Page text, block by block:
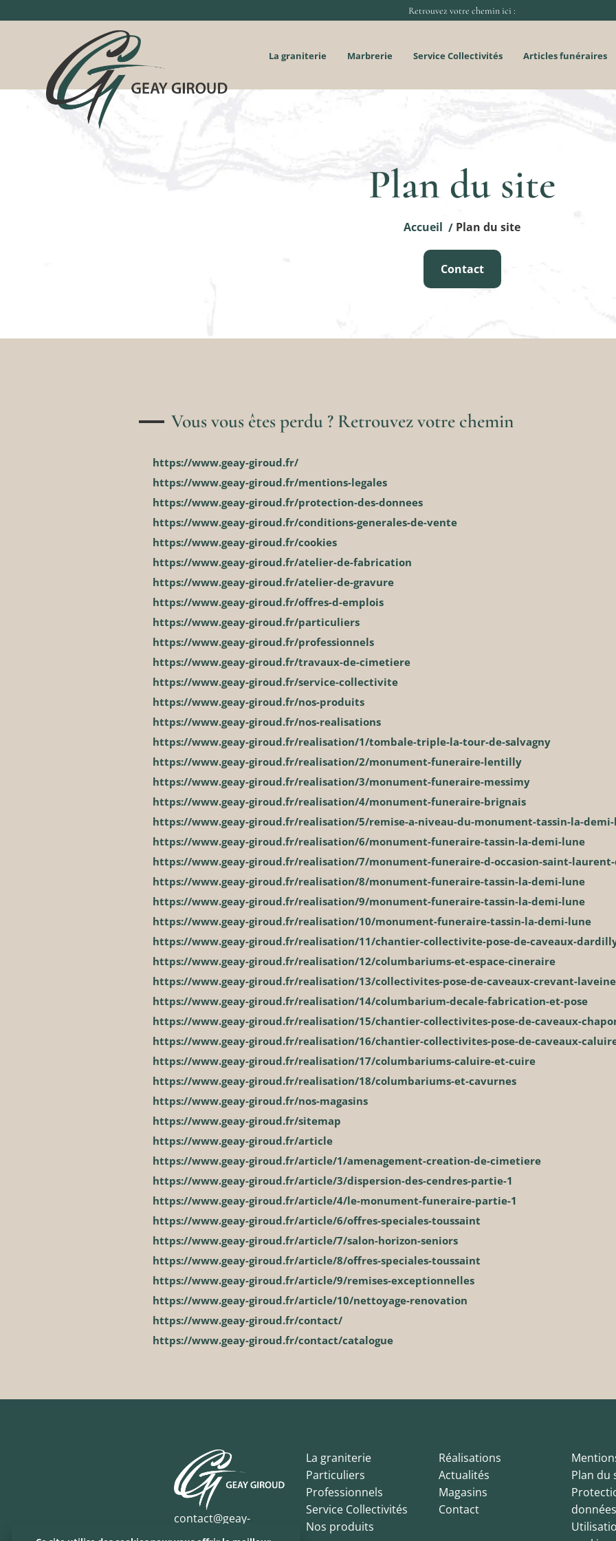
Retrouvez votre chemin ici :
La graniterie Marbrerie Service Collectivités Articles funéraires
Plan du site
Accueil / Plan du site
Contact
Vous vous êtes perdu ? Retrouvez votre chemin
https://www.geay-giroud.fr/
https://www.geay-giroud.fr/mentions-legales
https://www.geay-giroud.fr/protection-des-donnees
https://www.geay-giroud.fr/conditions-generales-de-vente
https://www.geay-giroud.fr/cookies
https://www.geay-giroud.fr/atelier-de-fabrication
https://www.geay-giroud.fr/atelier-de-gravure
https://www.geay-giroud.fr/offres-d-emplois
https://www.geay-giroud.fr/particuliers
https://www.geay-giroud.fr/professionnels
https://www.geay-giroud.fr/travaux-de-cimetiere
https://www.geay-giroud.fr/service-collectivite
https://www.geay-giroud.fr/nos-produits
https://www.geay-giroud.fr/nos-realisations
https://www.geay-giroud.fr/realisation/1/tombale-triple-la-tour-de-salvagny
https://www.geay-giroud.fr/realisation/2/monument-funeraire-lentilly
https://www.geay-giroud.fr/realisation/3/monument-funeraire-messimy
https://www.geay-giroud.fr/realisation/4/monument-funeraire-brignais
https://www.geay-giroud.fr/realisation/5/remise-a-niveau-du-monument-tassin-la-
https://www.geay-giroud.fr/realisation/6/monument-funeraire-tassin-la-demi-lune
https://www.geay-giroud.fr/realisation/7/monument-funeraire-d-occasion-saint-
https://www.geay-giroud.fr/realisation/8/monument-funeraire-tassin-la-demi-lune
https://www.geay-giroud.fr/realisation/9/monument-funeraire-tassin-la-demi-lune
https://www.geay-giroud.fr/realisation/10/monument-funeraire-tassin-la-demi-lune
https://www.geay-giroud.fr/realisation/11/chantier-collectivite-pose-de-caveaux-
https://www.geay-giroud.fr/realisation/12/columbariums-et-espace-cineraire
https://www.geay-giroud.fr/realisation/13/collectivites-pose-de-caveaux-crevant-laveine
https://www.geay-giroud.fr/realisation/14/columbarium-decale-fabrication-et-pose
https://www.geay-giroud.fr/realisation/15/chantier-collectivites-pose-de-caveaux-
https://www.geay-giroud.fr/realisation/16/chantier-collectivites-pose-de-caveaux-
https://www.geay-giroud.fr/realisation/17/columbariums-caluire-et-cuire
https://www.geay-giroud.fr/realisation/18/columbariums-et-cavurnes
https://www.geay-giroud.fr/nos-magasins
https://www.geay-giroud.fr/sitemap
https://www.geay-giroud.fr/article
https://www.geay-giroud.fr/article/1/amenagement-creation-de-cimetiere
https://www.geay-giroud.fr/article/3/dispersion-des-cendres-partie-1
https://www.geay-giroud.fr/article/4/le-monument-funeraire-partie-1
https://www.geay-giroud.fr/article/6/offres-speciales-toussaint
https://www.geay-giroud.fr/article/7/salon-horizon-seniors
https://www.geay-giroud.fr/article/8/offres-speciales-toussaint
https://www.geay-giroud.fr/article/9/remises-exceptionnelles
https://www.geay-giroud.fr/article/10/nettoyage-renovation
https://www.geay-giroud.fr/contact/
https://www.geay-giroud.fr/contact/catalogue
contact@geay-
giroud.fr
La graniterie
Particuliers
Professionnels
Service Collectivités
Nos produits
Réalisations
Actualités
Magasins
Contact
Plan du
données